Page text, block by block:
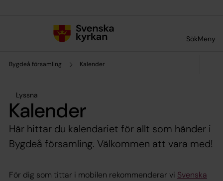
SökMeny
Bygdeå församling Kalender
Lyssna
Kalender
Här hittar du kalendariet för allt som händer i
Bygdeå församling. Välkommen att vara med!
För dig som tittar i mobilen rekommenderar vi Svenska